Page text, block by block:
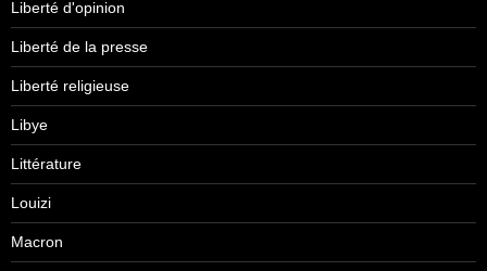
Liberté d'opinion
Liberté de la presse
Liberté religieuse
Libye
Littérature
Louizi
Macron